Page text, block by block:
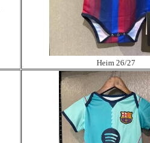
Heim 26/27